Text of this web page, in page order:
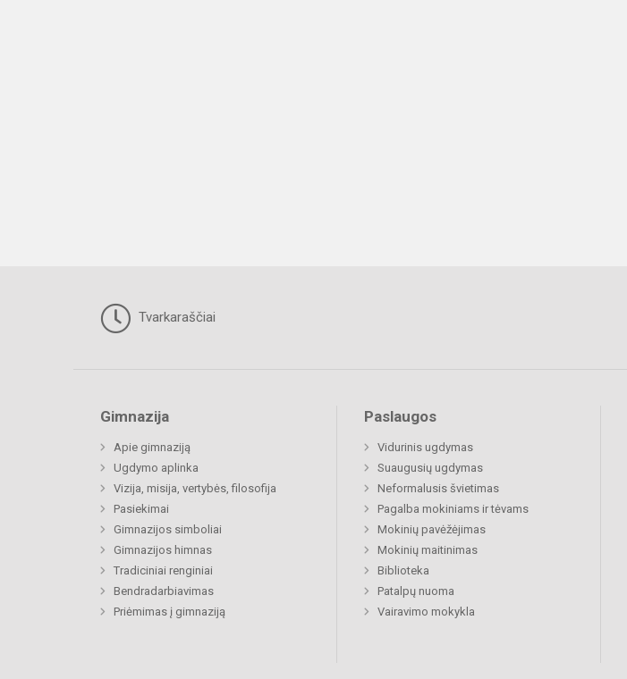
Tvarkaraščiai
Gimnazija
Apie gimnaziją
Ugdymo aplinka
Vizija, misija, vertybės, filosofija
Pasiekimai
Gimnazijos simboliai
Gimnazijos himnas
Tradiciniai renginiai
Bendradarbiavimas
Priėmimas į gimnaziją
Paslaugos
Vidurinis ugdymas
Suaugusių ugdymas
Neformalusis švietimas
Pagalba mokiniams ir tėvams
Mokinių pavėžėjimas
Mokinių maitinimas
Biblioteka
Patalpų nuoma
Vairavimo mokykla